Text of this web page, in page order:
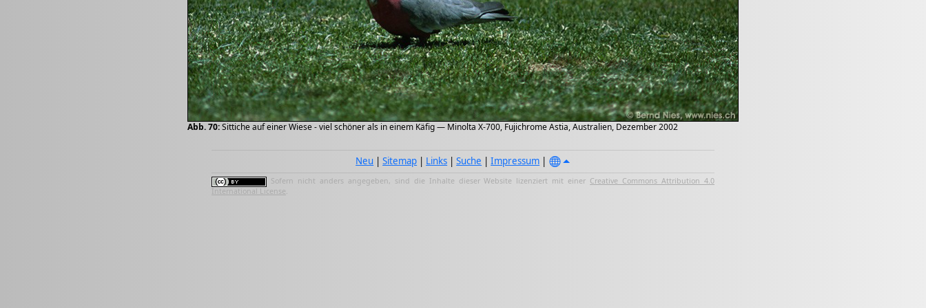
Abb. 70:Sittiche auf einer Wiese - viel schöner als in einem Käfig — Minolta X-700, Fujichrome Astia, Australien, Dezember 2002
Neu |Sitemap | Links |Suche |Impressum |
Sofern nicht anders angegeben, sind die Inhalte dieser Website lizenziert mit einer Creative Commons Attribution 4.0
International License